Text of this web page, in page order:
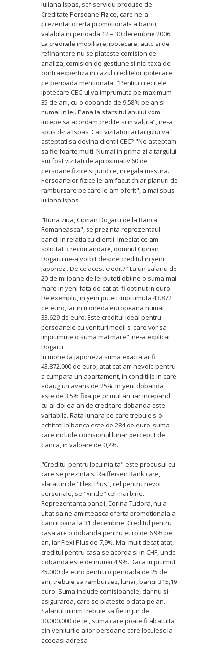
Iuliana Ispas, sef serviciu produse de
Creditate Persoane Fizice, care ne-a
prezentat oferta promotionala a bancii,
valabila in perioada 12 – 30 decembrie 2006.
La creditele imobiliare, ipotecare, auto si de
refinantare nu se plateste comision de
analiza, comision de gestiune si nici taxa de
contraexpertiza in cazul creditelor ipotecare
pe perioada mentionata. "Pentru creditele
ipotecare CEC-ul va imprumuta pe maximum
35 de ani, cu o dobanda de 9,58% pe an si
numai in lei. Pana la sfarsitul anului vom
incepe sa acordam credite si in valuta", ne-a
spus d-na Ispas. Cati vizitatori ai targului va
asteptati sa devina clientii CEC? "Ne asteptam
sa fie foarte multi. Numai in prima zi a targului
am fost vizitati de aproximativ 60 de
persoane fizice si juridice, in egala masura.
Persoanelor fizice le-am facut chiar planuri de
rambursare pe care le-am oferit", a mai spus
Iuliana Ispas.
"Buna ziua, Ciprian Dogaru de la Banca
Romaneasca", se prezinta reprezentaul
bancii in relatia cu clientii. Imediat ce am
solicitat o recomandare, domnul Ciprian
Dogaru ne-a vorbit despre creditul in yeni
japonezi. De ce acest credit? "La un salariu de
20 de milioane de lei puteti obtine o suma mai
mare in yeni fata de cat ati fi obtinut in euro.
De exemplu, in yeni puteti imprumuta 43.872
de euro, iar in moneda europeana numai
33.629 de euro. Este creditul ideal pentru
persoanele cu venituri medii si care vor sa
imprumute o suma mai mare", ne-a explicat
Dogaru.
In moneda japoneza suma exacta ar fi
43.872.000 de euro, atat cat am nevoie pentru
a cumpara un apartament, in conditiile in care
adaug un avans de 25%. In yeni dobanda
este de 3,5% fixa pe primul an, iar incepand
cu al doilea an de creditare dobanda este
variabila. Rata lunara pe care trebuie s-o
achitati la banca este de 284 de euro, suma
care include comisionul lunar perceput de
banca, in valoare de 0,2%.
"Creditul pentru locuinta ta" este produsul cu
care se prezinta si Raiffeisen Bank care,
alataturi de "Flexi Plus", cel pentru nevoi
personale, se "vinde" cel mai bine.
Reprezentanta bancii, Corina Tudora, nu a
uitat sa ne aminteasca oferta promotionala a
bancii pana la 31 decembrie. Creditul pentru
casa are o dobanda pentru euro de 6,9% pe
an, iar Flexi Plus de 7,9%. Mai mult decat atat,
creditul pentru casa se acorda si in CHF, unde
dobanda este de numai 4,9%. Daca imprumut
45.000 de euro pentru o perioada de 25 de
ani, trebuie sa rambursez, lunar, bancii 315,19
euro. Suma include comisioanele, dar nu si
asigurarea, care se plateste o data pe an.
Salariul minim trebuie sa fie in jur de
30.000.000 de lei, suma care poate fi alcatuita
din veniturile altor persoane care locuiesc la
aceeasi adresa.